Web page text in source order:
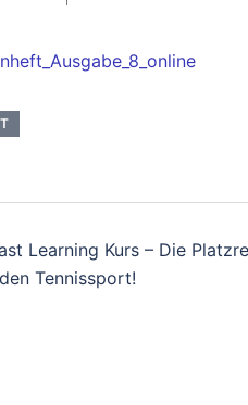
Learning Kurs – Die
Tennissport!